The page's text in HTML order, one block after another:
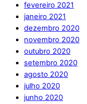
fevereiro 2021
janeiro 2021
dezembro 2020
novembro 2020
outubro 2020
setembro 2020
agosto 2020
julho 2020
junho 2020